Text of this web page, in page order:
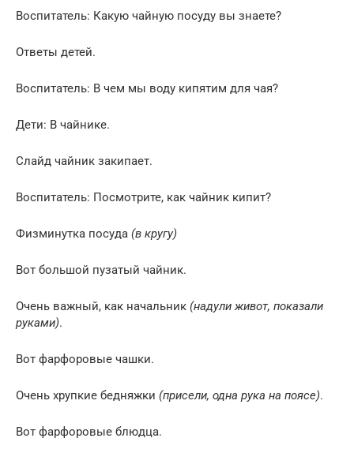
Воспитатель: Какую чайную посуду вы знаете?
Ответы детей.
Воспитатель: В чем мы воду кипятим для чая?
Дети: В чайнике.
Слайд чайник закипает.
Воспитатель: Посмотрите, как чайник кипит?
Физминутка посуда (в кругу)
Вот большой пузатый чайник.
Очень важный, как начальник (надули живот, показали
руками).
Вот фарфоровые чашки.
Очень хрупкие бедняжки (присели, одна рука на поясе).
Вот фарфоровые блюдца.